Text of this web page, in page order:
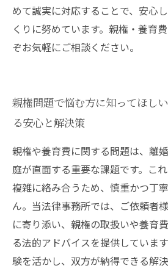
めて誠実に対応することで、安心
くりに努めています。親権・養育
ぞお気軽にご相談ください。
親権問題で悩む方に知ってほし
る安心と解決策
親権や養育費に関する問題は、離
庭が直面する重要な課題です。こ
複雑に絡み合うため、慎重かつ丁
ん。当法律事務所では、ご依頼者
に寄り添い、親権の取扱いや養育
る法的アドバイスを提供していま
験を活かし、双方が納得できる解